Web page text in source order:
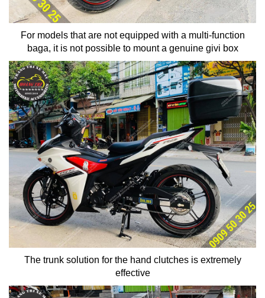
For models that are not equipped with a multi-function
baga, it is not possible to mount a genuine givi box
The trunk solution for the hand clutches is extremely
effective